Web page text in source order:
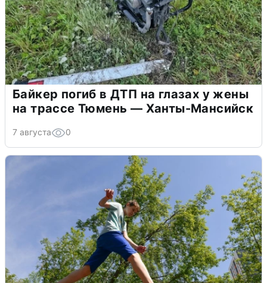
Байкер погиб в ДТП на глазах у жены
на трассе Тюмень — Ханты-Мансийск
7 августа 0